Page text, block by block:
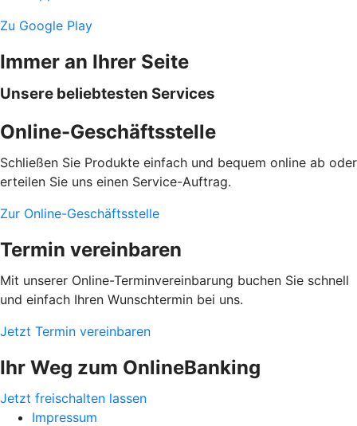
Zu Google Play
Immer an Ihrer Seite
Unsere beliebtesten Services
Online-Geschäftsstelle
Schließen Sie Produkte einfach und bequem online ab oder
erteilen Sie uns einen Service-Auftrag.
Zur Online-Geschäftsstelle
Termin vereinbaren
Mit unserer Online-Terminvereinbarung buchen Sie schnell
und einfach Ihren Wunschtermin bei uns.
Jetzt Termin vereinbaren
Ihr Weg zum OnlineBanking
Jetzt freischalten lassen
Impressum